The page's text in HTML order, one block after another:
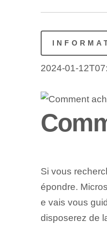
2024-01-
Si vous
épondre.
e vais vous
disposerez de